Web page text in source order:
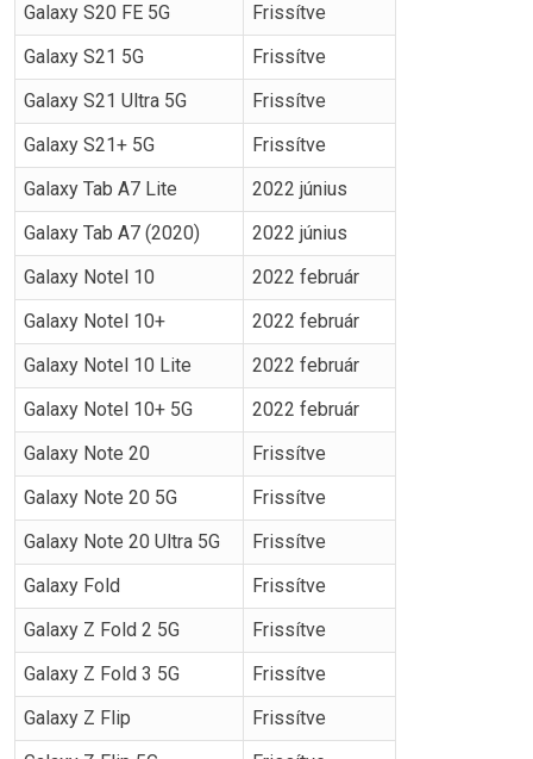
Galaxy S20 FE 5G
Frissítve
Galaxy S21 5G
Frissítve
Galaxy S21 Ultra 5G
Frissítve
Galaxy S21+ 5G
Frissítve
Galaxy Tab A7 Lite
2022 június
Galaxy Tab A7 (2020)
2022 június
Galaxy Notel 10
2022 február
Galaxy Notel 10+
2022 február
Galaxy Notel 10 Lite
2022 február
Galaxy Notel 10+ 5G
2022 február
Galaxy Note 20
Frissítve
Galaxy Note 20 5G
Frissítve
Galaxy Note 20 Ultra 5G
Frissítve
Galaxy Fold
Frissítve
Galaxy Z Fold 2 5G
Frissítve
Galaxy Z Fold 3 5G
Frissítve
Galaxy Z Flip
Frissítve